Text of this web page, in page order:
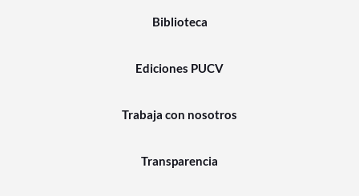
Biblioteca
Ediciones PUCV
Trabaja con nosotros
Transparencia